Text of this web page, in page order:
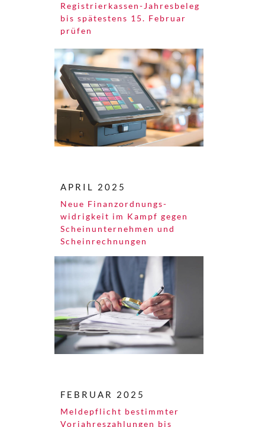
Registrierkassen-Jahresbeleg
bis spätestens 15. Februar
prüfen
APRIL 2025
Neue Finanzordnungs­
widrigkeit im Kampf gegen
Scheinunternehmen und
Scheinrechnungen
FEBRUAR 2025
Meldepflicht bestimmter
Vorjahreszahlungen bis